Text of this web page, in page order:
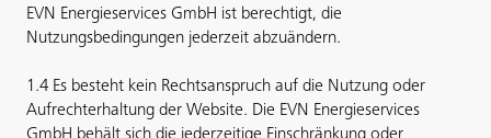
EVN Energieservices GmbH ist berechtigt, die
Nutzungsbedingungen jederzeit abzuändern.
1.4 Es besteht kein Rechtsanspruch auf die Nutzung oder
Aufrechterhaltung der Website. Die EVN Energieservices